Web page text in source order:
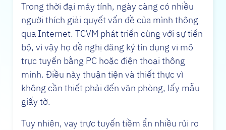
Trong thời đại máy tính, ngày càng có nhiều
người thích giải quyết vấn đề của mình thông
qua Internet. TCVM phát triển cùng với sự tiến
bộ, vì vậy họ đề nghị đăng ký tín dụng vi mô
trực tuyến bằng PC hoặc điện thoại thông
minh. Điều này thuận tiện và thiết thực vì
không cần thiết phải đến văn phòng, lấy mẫu
giấy tờ.
Tuy nhiên, vay trực tuyến tiềm ẩn nhiều rủi ro